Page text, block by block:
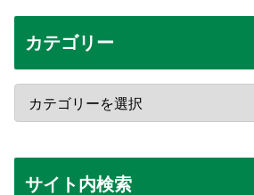
カテゴリー
サイト内検索